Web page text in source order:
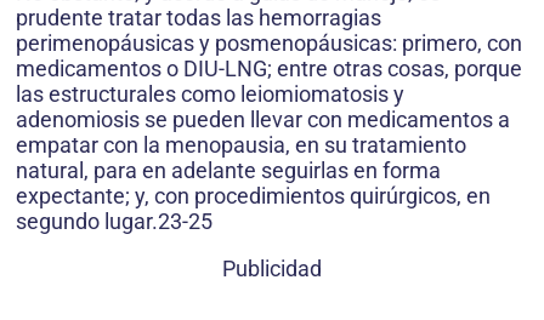
prudente tratar todas las hemorragias
perimenopáusicas y posmenopáusicas: primero, con
medicamentos o DIU-LNG; entre otras cosas, porque
las estructurales como leiomiomatosis y
adenomiosis se pueden llevar con medicamentos a
empatar con la menopausia, en su tratamiento
natural, para en adelante seguirlas en forma
expectante; y, con procedimientos quirúrgicos, en
segundo lugar.23-25
Publicidad